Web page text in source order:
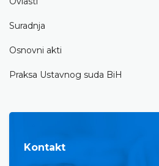
Suradnja
Osnovni akti
Praksa Ustavnog suda BiH
Kontakt